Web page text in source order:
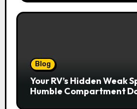
Blog
Your RV’s Hidden Weak
Humble Compartment